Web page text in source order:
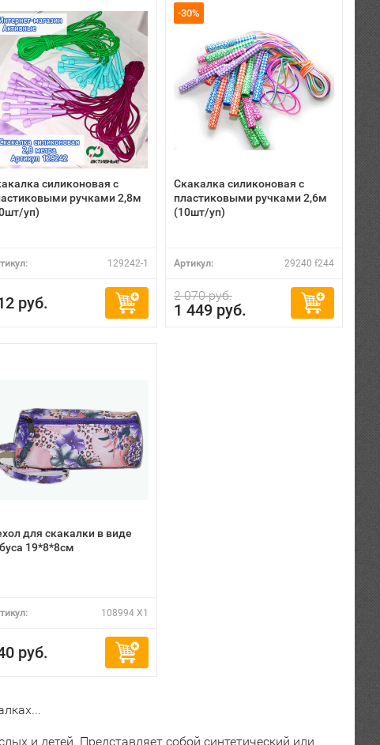
силиконовая с
ручками 2,8м
уп)
129242-1
руб.
-30%
Скакалка силиконовая с
пластиковыми ручками 2,6м
(10шт/уп)
Артикул: 29240 f244
2 070 руб.
1 449 руб.
для скакалки в виде
19*8*8см
108994 X1
руб.
и детей. Представляет собой синтетический или